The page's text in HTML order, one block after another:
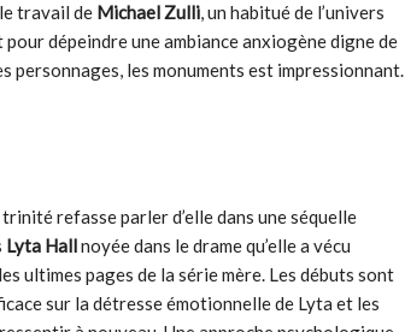
travail de Michael Zulli, un habitué de l’univers
dépeindre une ambiance anxiogène digne de
personnages, les monuments est impressionnant.
refasse parler d’elle dans une séquelle
Lyta Hallnoyée dans le drame qu’elle a vécu
ultimes pages de la série mère. Les débuts sont
sur la détresse émotionnelle de Lyta et les